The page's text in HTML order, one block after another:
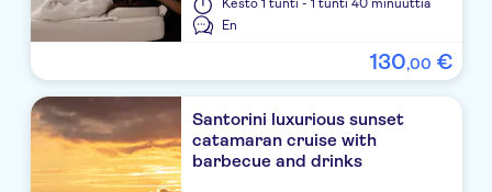
Ambassador
Bacchus
Moto Drossos Vlychada
Kesto 1 tunti - 1 tunti 40 minuuttia
En
130,00 €
Santorini luxurious sunset
catamaran cruise with
barbecue and drinks